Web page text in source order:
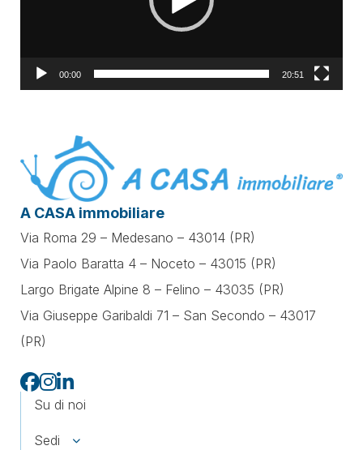
00:00 20:51
A CASA immobiliare
Via Roma 29 – Medesano – 43014 (PR)
Via Paolo Baratta 4 – Noceto – 43015 (PR)
Largo Brigate Alpine 8 – Felino – 43035 (PR)
Via Giuseppe Garibaldi 71 – San Secondo – 43017
(PR)
Su di noi
Sedi